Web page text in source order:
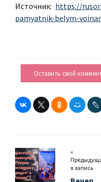
Источник: https://
pamyatnik-belym-
Оставить свой
«
я запись